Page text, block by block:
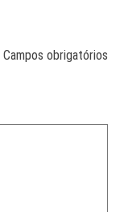
Campos obrigatórios